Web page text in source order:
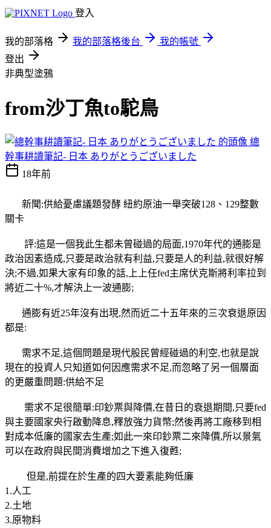
登入
我的部落格 我的部落格後台
我的帳號
登出
非典型塗鴉
from沙丁魚to駝鳥
總
幹事耕讀筆記- 日本 ありがとうございました
18年前
新聞:供給憂慮議題發酵 紐約原油一舉突破128、129整數
關卡
評:這是一個我此生都未曾碰過的局面,1970年代的通膨是
政治因素造成,只要是政治就有利益,只要是人的利益,就很好解
決;不過,如果大家有印象的話,上上任fed主席伏克斯將利率拉到
將近二十%,才解決上一波通膨;
通膨有近25年沒有出現,然而近二十五年來的三次衰退原因
都是:
需求不足,這個問題是現代股民曾經碰過的利空,也就是說
現在的投資人只知道如何因應需求不足,而忽略了另一個層面
的更嚴重問題:供給不足
需求不足很簡單:印鈔票與降價,在昔日的衰退期間,只要fed
與主要國家央行啟動降息,釋放強力貨幣;然後再將工廠移到相
對成本低廉的國家去生產;如此一來印鈔票二來降價,所以景氣
可以在政府與民間消費增加之下進入復甦;
但是,前提在於生產的四大要素能夠低廉
1.人工
2.土地
3.原物料